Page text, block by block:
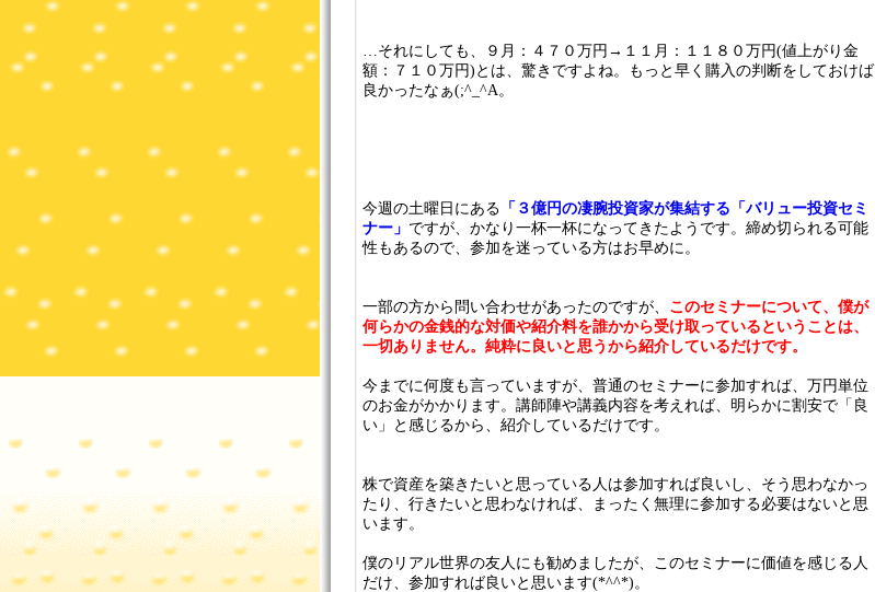
…それにしても、９月：４７０万円→１１月：１１８０万円(値上がり金
額：７１０万円)とは、驚きですよね。もっと早く購入の判断をしておけば
良かったなぁ(;^_^A。
今週の土曜日にある 「３億円の凄腕投資家が集結する「バリュー投資セミ
ナー」 ですが、かなり一杯一杯になってきたようです。締め切られる可能
性もあるので、参加を迷っている方はお早めに。
一部の方から問い合わせがあったのですが、 このセミナーについて、僕が
何らかの金銭的な対価や紹介料を誰かから受け取っているということは、
一切ありません。純粋に良いと思うから紹介しているだけです。
今までに何度も言っていますが、普通のセミナーに参加すれば、万円単位
のお金がかかります。講師陣や講義内容を考えれば、明らかに割安で「良
い」と感じるから、紹介しているだけです。
株で資産を築きたいと思っている人は参加すれば良いし、そう思わなかっ
たり、行きたいと思わなければ、まったく無理に参加する必要はないと思
います。
僕のリアル世界の友人にも勧めましたが、このセミナーに価値を感じる人
だけ、参加すれば良いと思います(*^^*)。